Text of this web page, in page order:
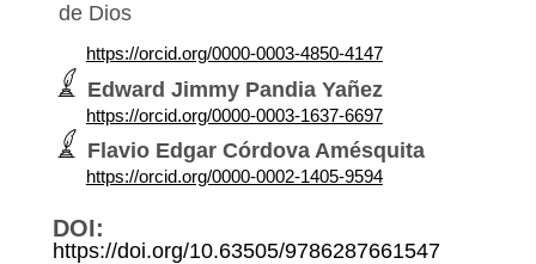
de Dios
https://orcid.org/0000-0003-4850-4147
Edward Jimmy Pandia Yañez
https://orcid.org/0000-0003-1637-6697
Flavio Edgar Córdova Amésquita
https://orcid.org/0000-0002-1405-9594
DOI:
https://doi.org/10.63505/9786287661547